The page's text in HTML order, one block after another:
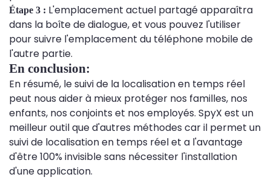
Étape 3 : L'emplacement actuel partagé apparaîtra
dans la boîte de dialogue, et vous pouvez l'utiliser
pour suivre l'emplacement du téléphone mobile de
l'autre partie.
En conclusion:
En résumé, le suivi de la localisation en temps réel
peut nous aider à mieux protéger nos familles, nos
enfants, nos conjoints et nos employés. SpyX est un
meilleur outil que d'autres méthodes car il permet un
suivi de localisation en temps réel et a l'avantage
d'être 100% invisible sans nécessiter l'installation
d'une application.